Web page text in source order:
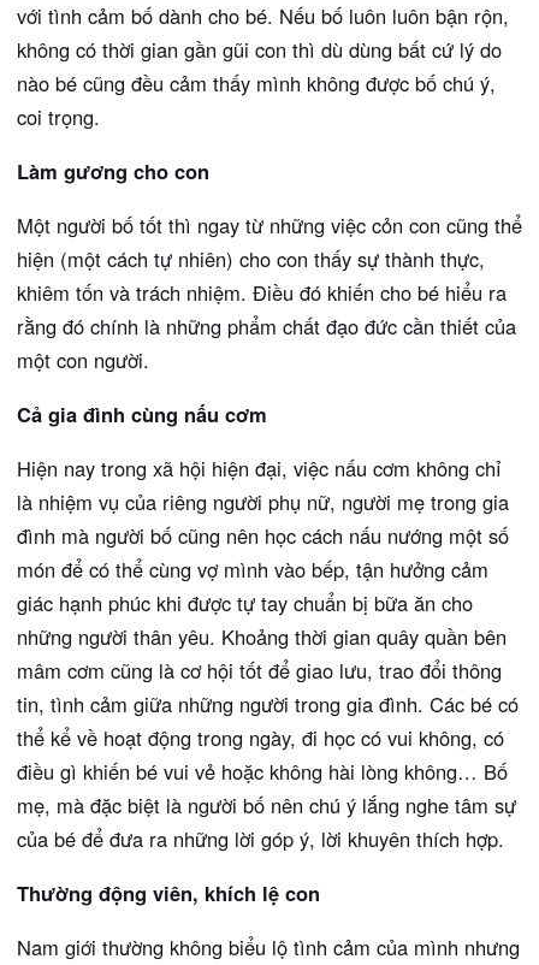
với tình cảm bố dành cho bé. Nếu bố luôn luôn bận rộn,
không có thời gian gần gũi con thì dù dùng bất cứ lý do
nào bé cũng đều cảm thấy mình không được bố chú ý,
coi trọng.
Làm gương cho con
Một người bố tốt thì ngay từ những việc cỏn con cũng thể
hiện (một cách tự nhiên) cho con thấy sự thành thực,
khiêm tốn và trách nhiệm. Điều đó khiến cho bé hiểu ra
rằng đó chính là những phẩm chất đạo đức cần thiết của
một con người.
Cả gia đình cùng nấu cơm
Hiện nay trong xã hội hiện đại, việc nấu cơm không chỉ
là nhiệm vụ của riêng người phụ nữ, người mẹ trong gia
đình mà người bố cũng nên học cách nấu nướng một số
món để có thể cùng vợ mình vào bếp, tận hưởng cảm
giác hạnh phúc khi được tự tay chuẩn bị bữa ăn cho
những người thân yêu. Khoảng thời gian quây quần bên
mâm cơm cũng là cơ hội tốt để giao lưu, trao đổi thông
tin, tình cảm giữa những người trong gia đình. Các bé có
thể kể về hoạt động trong ngày, đi học có vui không, có
điều gì khiến bé vui vẻ hoặc không hài lòng không… Bố
mẹ, mà đặc biệt là người bố nên chú ý lắng nghe tâm sự
của bé để đưa ra những lời góp ý, lời khuyên thích hợp.
Thường động viên, khích lệ con
Nam giới thường không biểu lộ tình cảm của mình nhưng